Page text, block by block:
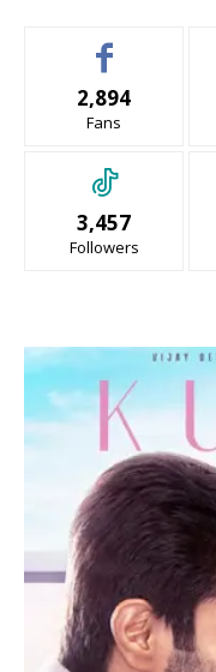
2,894
Fans
3,457
Followers